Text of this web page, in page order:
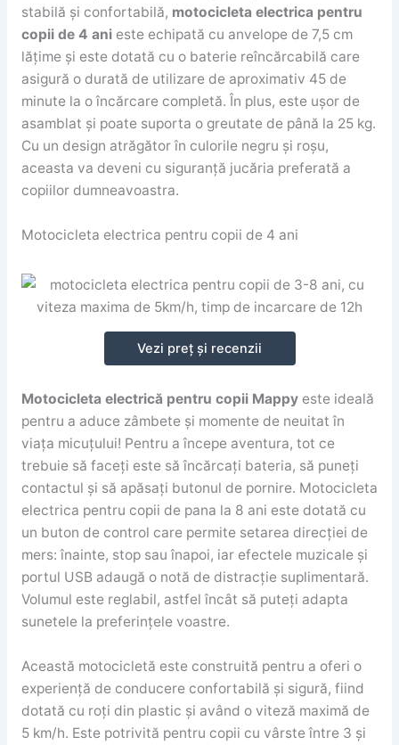
stabilă și confortabilă, motocicleta electrica pentru
copii de 4 anieste echipată cu anvelope de 7,5 cm
lățime și este dotată cu o baterie reîncărcabilă care
asigură o durată de utilizare de aproximativ 45 de
minute la o încărcare completă. În plus, este ușor de
asamblat și poate suporta o greutate de până la 25 kg.
Cu un design atrăgător în culorile negru și roșu,
aceasta va deveni cu siguranță jucăria preferată a
copiilor dumneavoastra.
Motocicleta electrica pentru copii de 4 ani
Vezi preț și recenzii
Motocicleta electrică pentru copii Mappy este ideală
pentru a aduce zâmbete și momente de neuitat în
viața micuțului! Pentru a începe aventura, tot ce
trebuie să faceți este să încărcați bateria, să puneți
contactul și să apăsați butonul de pornire. Motocicleta
electrica pentru copii de pana la 8 ani este dotată cu
un buton de control care permite setarea direcției de
mers: înainte, stop sau înapoi, iar efectele muzicale și
portul USB adaugă o notă de distracție suplimentară.
Volumul este reglabil, astfel încât să puteți adapta
sunetele la preferințele voastre.
Această motocicletă este construită pentru a oferi o
experiență de conducere confortabilă și sigură, fiind
dotată cu roți din plastic și având o viteză maximă de
5 km/h. Este potrivită pentru copii cu vârste între 3 și